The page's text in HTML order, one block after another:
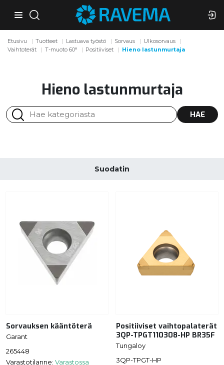
Etusivu Tuotteet Lastuava työstö Sorvaus
Ulkosorvaus
Vaihtoterät
T-muoto 60° Positiiviset Hieno lastunmurtaja
Hieno lastunmurtaja
HAE
Suodatin
Sorvauksen kääntöterä
Garant
265448
Varastotilanne: Varastossa
Positiiviset vaihtopalaterät
3QP-TPGT110308-HP BR35F
Tungaloy
3QP-TPGT-HP